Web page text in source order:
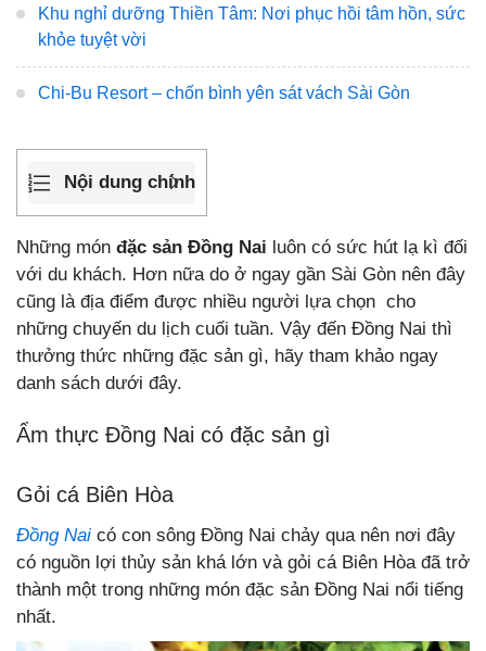
Khu nghỉ dưỡng Thiền Tâm: Nơi phục hồi tâm hồn, sức
khỏe tuyệt vời
Chi-Bu Resort – chốn bình yên sát vách Sài Gòn
Nội dung chính
Những món đặc sản Đồng Nai luôn có sức hút lạ kì đối
với du khách. Hơn nữa do ở ngay gần Sài Gòn nên đây
cũng là địa điểm được nhiều người lựa chọn cho
những chuyến du lịch cuối tuần. Vậy đến Đồng Nai thì
thưởng thức những đặc sản gì, hãy tham khảo ngay
danh sách dưới đây.
Ẩm thực Đồng Nai có đặc sản gì
Gỏi cá Biên Hòa
Đồng Nai có con sông Đồng Nai chảy qua nên nơi đây
có nguồn lợi thủy sản khá lớn và gỏi cá Biên Hòa đã trở
thành một trong những món đặc sản Đồng Nai nổi tiếng
nhất.